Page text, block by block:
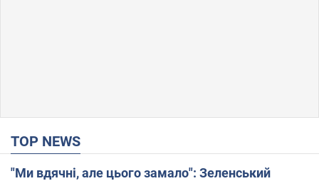
TOP NEWS
"Ми вдячні, але цього замало": Зеленський